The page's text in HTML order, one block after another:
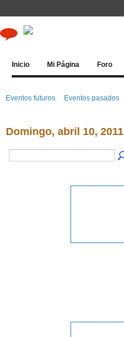
Inicio Mi Página Foro
Eventos futuros Eventos pasados
Domingo, abril 10, 2011